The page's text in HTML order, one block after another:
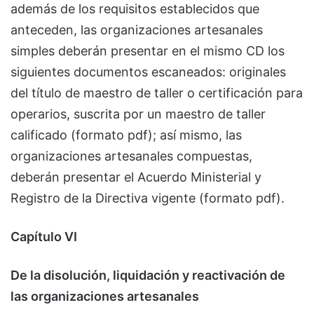
además de los requisitos establecidos que
anteceden, las organizaciones artesanales
simples deberán presentar en el mismo CD los
siguientes documentos escaneados: originales
del título de maestro de taller o certificación para
operarios, suscrita por un maestro de taller
calificado (formato pdf); así mismo, las
organizaciones artesanales compuestas,
deberán presentar el Acuerdo Ministerial y
Registro de la Directiva vigente (formato pdf).
Capítulo VI
De la disolución, liquidación y reactivación de
las organizaciones artesanales